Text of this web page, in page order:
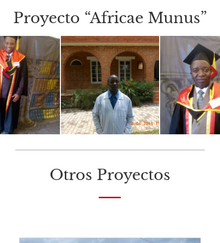
Proyecto “Africae Munus”
Otros Proyectos